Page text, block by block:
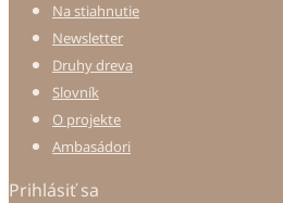
Na stiahnutie
Newsletter
Druhy dreva
Slovník
O projekte
Ambasádori
Prihlásiť sa